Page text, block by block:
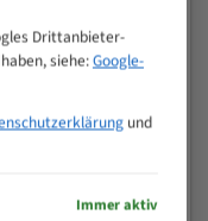
Drittanbieter-
siehe:Google-
und
Immer aktiv